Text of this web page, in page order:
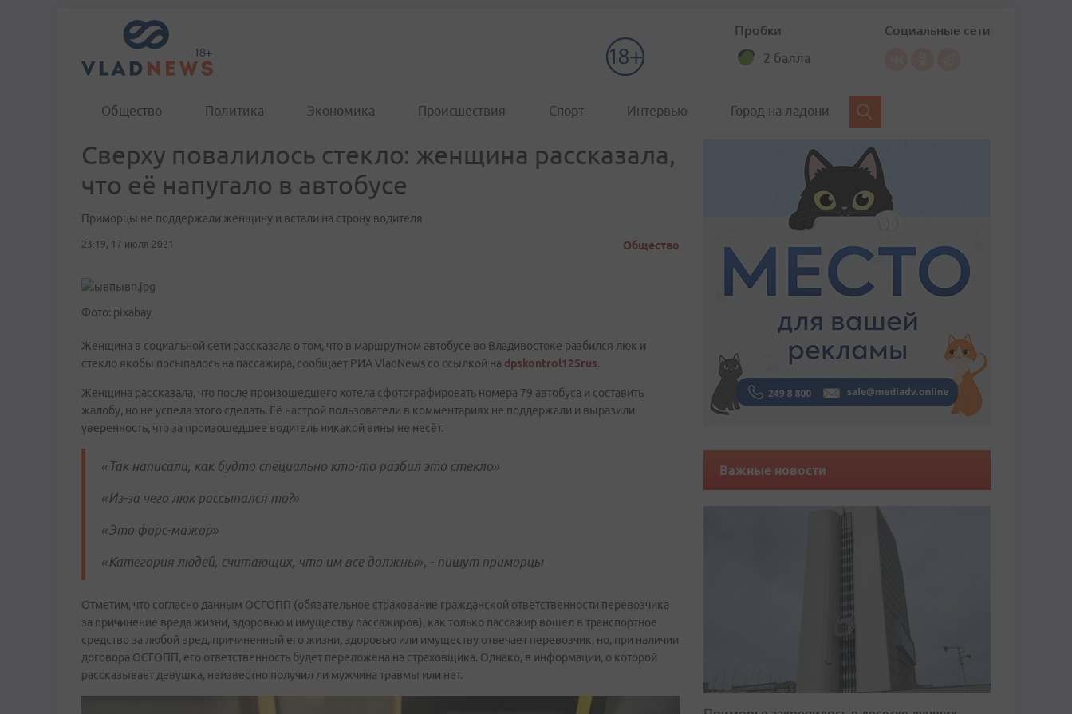
Пробки
2 балла
Социальные сети
Общество Политика Экономика Происшествия Спорт Интервью Город на ладони
Сверху повалилось стекло: женщина рассказала,
что её напугало в автобусе
Приморцы не поддержали женщину и встали на строну водителя
23:19, 17 июля 2021 Общество
Фото: pixabay
Женщина в социальной сети рассказала о том, что в маршрутном автобусе во Владивостоке разбился люк и
стекло якобы посыпалось на пассажира, сообщает РИА VladNews со ссылкой на dpskontrol125rus.
Женщина рассказала, что после произошедшего хотела сфотографировать номера 79 автобуса и составить
жалобу, но не успела этого сделать. Её настрой пользователи в комментариях не поддержали и выразили
уверенность, что за произошедшее водитель никакой вины не несёт.
«Так написали, как будто специально кто-то разбил это стекло»
«Из-за чего люк рассыпался то?»
«Это форс-мажор»
«Категория людей, считающих, что им все должны», - пишут приморцы
Отметим, что согласно данным ОСГОПП (обязательное страхование гражданской ответственности перевозчика
за причинение вреда жизни, здоровью и имуществу пассажиров), как только пассажир вошел в транспортное
средство за любой вред, причиненный его жизни, здоровью или имуществу отвечает перевозчик, но, при наличии
договора ОСГОПП, его ответственность будет переложена на страховщика. Однако, в информации, о которой
рассказывает девушка, неизвестно получил ли мужчина травмы или нет.
Важные новости